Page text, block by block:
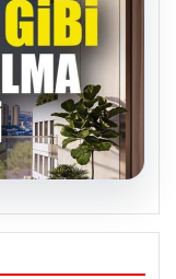
Kendini